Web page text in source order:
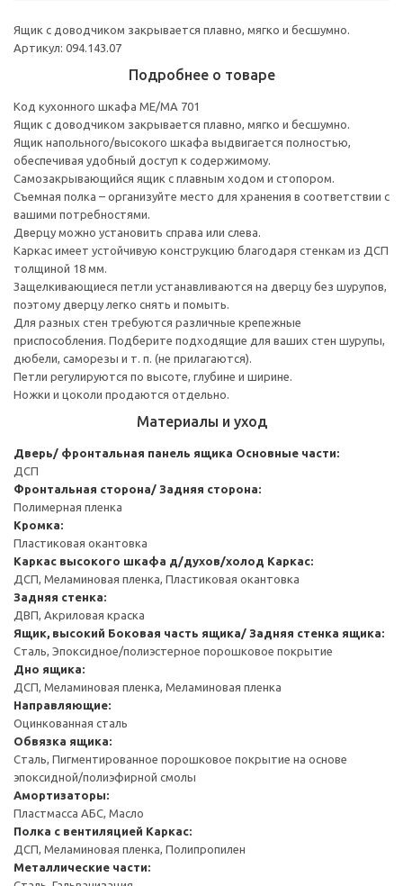
Ящик с доводчиком закрывается плавно, мягко и бесшумно.
Артикул: 094.143.07
Подробнее о товаре
Код кухонного шкафа ME/MA 701
Ящик с доводчиком закрывается плавно, мягко и бесшумно.
Ящик напольного/высокого шкафа выдвигается полностью,
обеспечивая удобный доступ к содержимому.
Cамозакрывающийся ящик с плавным ходом и стопором.
Съемная полка – организуйте место для хранения в соответствии с
вашими потребностями.
Дверцу можно установить справа или слева.
Каркас имеет устойчивую конструкцию благодаря стенкам из ДСП
толщиной 18 мм.
Защелкивающиеся петли устанавливаются на дверцу без шурупов,
поэтому дверцу легко снять и помыть.
Для разных стен требуются различные крепежные
приспособления. Подберите подходящие для ваших стен шурупы,
дюбели, саморезы и т. п. (не прилагаются).
Петли регулируются по высоте, глубине и ширине.
Ножки и цоколи продаются отдельно.
Материалы и уход
Дверь/ фронтальная панель ящика Основные части:
ДСП
Фронтальная сторона/ Задняя сторона:
Полимерная пленка
Кромка:
Пластиковая окантовка
Каркас высокого шкафа д/духов/холод Каркас:
ДСП, Меламиновая пленка, Пластиковая окантовка
Задняя стенка:
ДВП, Акриловая краска
Ящик, высокий Боковая часть ящика/ Задняя стенка ящика:
Сталь, Эпоксидное/полиэстерное порошковое покрытие
Дно ящика:
ДСП, Меламиновая пленка, Меламиновая пленка
Направляющие:
Оцинкованная сталь
Обвязка ящика:
Сталь, Пигментированное порошковое покрытие на основе
эпоксидной/полиэфирной смолы
Амортизаторы:
Пластмасса АБС, Масло
Полка с вентиляцией Каркас:
ДСП, Меламиновая пленка, Полипропилен
Металлические части: